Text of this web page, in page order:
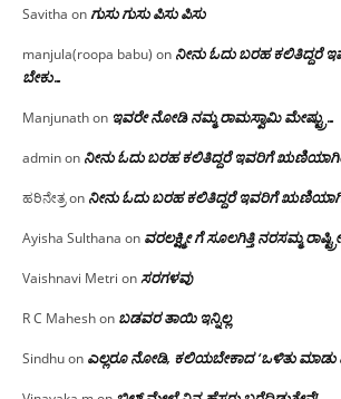
Savitha onಗುಸು ಗುಸು ಪಿಸು ಪಿಸು
manjula(roopa babu) on ನೀನು ಓದು ಬರಹ
ಬೇಕು…
Manjunathon ಇವರೇ‌ ನೋಡಿ‌ ನಮ್ಮ‌ ರಾಮಸ್ವಾಮಿ ಮೇಷ್ಟ್ರು…
adminon ನೀನು ಓದು ಬರಹ ಕಲಿತಿದ್ದರೆ ಇವರಿಗೆ
ಹರಿನೇತ್ರon ನೀನು ಓದು ಬರಹ ಕಲಿತಿದ್ದರೆ ಇವರಿಗೆ
Ayisha Sulthana on ವರಲಕ್ಷ್ಮೀ ಗೆ ಸೂಲಗಿತ್ತಿ ನರಸಮ್ಮ‌
Vaishnavi Metri onಸರಗಳವು
R C Maheshon ಬಡವರ ತಾಯಿ ಇನ್ನಿಲ್ಲ
Sindhuon ಎಲ್ಲರೂ ನೋಡಿ, ಕಲಿಯಬೇಕಾದ ‘ಒಳಿತು ಮಾಡು